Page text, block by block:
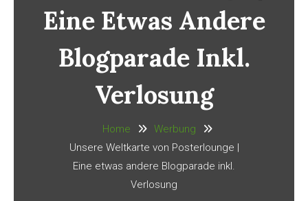
Eine Etwas Andere
Blogparade Inkl.
Verlosung
Home
Werbung
Unsere Weltkarte von Posterlounge |
Eine etwas andere Blogparade inkl.
Verlosung